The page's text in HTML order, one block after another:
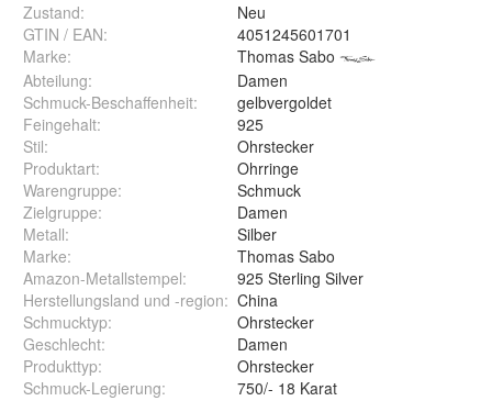
Zustand:
Neu
GTIN / EAN:
4051245601701
Marke:
Thomas Sabo
Abteilung:
Damen
Schmuck-Beschaffenheit:
gelbvergoldet
Feingehalt:
925
Stil:
Ohrstecker
Produktart:
Ohrringe
Warengruppe:
Schmuck
Zielgruppe:
Damen
Metall:
Silber
Marke:
Thomas Sabo
Amazon-Metallstempel:
925 Sterling Silver
Herstellungsland und -region: China
Schmucktyp:
Ohrstecker
Geschlecht:
Damen
Produkttyp:
Ohrstecker
Schmuck-Legierung: 750/- 18 Karat